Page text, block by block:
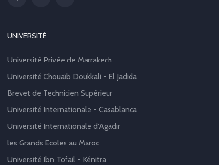
UNIVERSITÉ
Université Privée de Marrakech
Université Chouaïb Doukkali - El Jadida
Brevet de Technicien Supérieur
Université Internationale - Casablanca
Université Internationale d'Agadir
les Grands Ecoles au Maroc
Université Ibn Tofail - Kénitra